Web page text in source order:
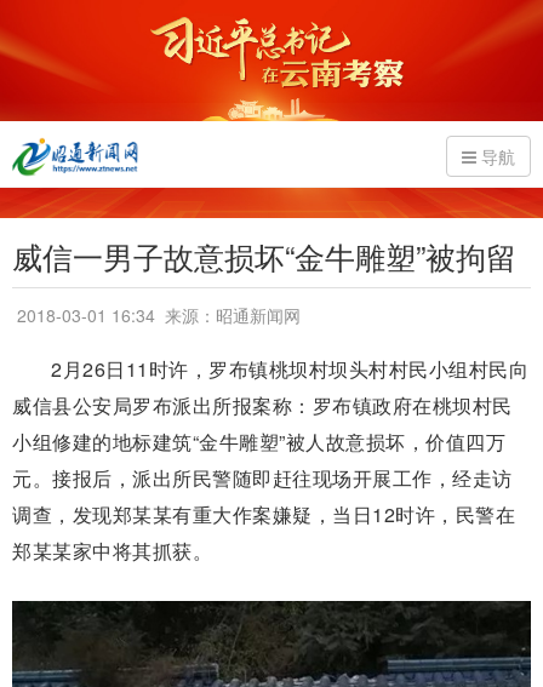
导航
威信一男子故意损坏“金牛雕塑”被拘留
2018-03-01 16:34 来源：昭通新闻网
2月26日11时许，罗布镇桃坝村坝头村村民小组村民向
威信县公安局罗布派出所报案称：罗布镇政府在桃坝村民
小组修建的地标建筑“金牛雕塑”被人故意损坏，价值四万
元。接报后，派出所民警随即赶往现场开展工作，经走访
调查，发现郑某某有重大作案嫌疑，当日12时许，民警在
郑某某家中将其抓获。